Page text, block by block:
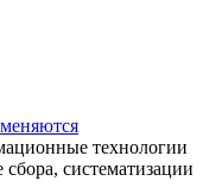
технологии
систематизации